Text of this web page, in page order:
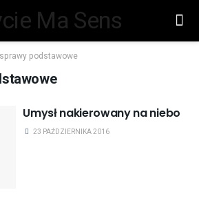
sprawy podstawowe
Umysł nakierowany na niebo
23 PAŹDZIERNIKA 2016